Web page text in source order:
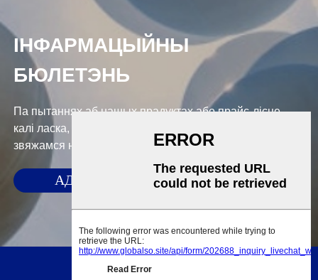
ІНФАРМАЦЫЙНЫ
БЮЛЕТЭНЬ
Па пытаннях аб нашых прадуктах або прайс-лісце,
калі ласка, пакіньце нам сваю электронную пошту, і мы
звяжамся на працягу 24 гадзін.
АДПРАВІЦЬ